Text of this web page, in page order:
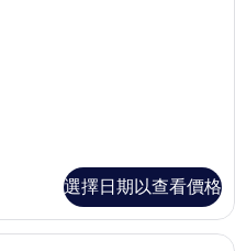
選擇日期以查看價格